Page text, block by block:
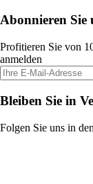
Abonnieren Sie
Profitieren Sie von
anmelden
Bleiben Sie in
Folgen Sie uns in